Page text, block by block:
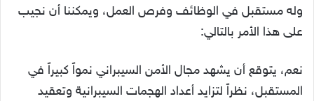
وله مستقبل في الوظائف وفرص العمل، ويمكننا أن نجيب
على هذا الأمر بالتالي:
نعم، يتوقع أن يشهد مجال الأمن السيبراني نمواً كبيراً في
المستقبل، نظراً لتزايد أعداد الهجمات السيبرانية وتعقيد